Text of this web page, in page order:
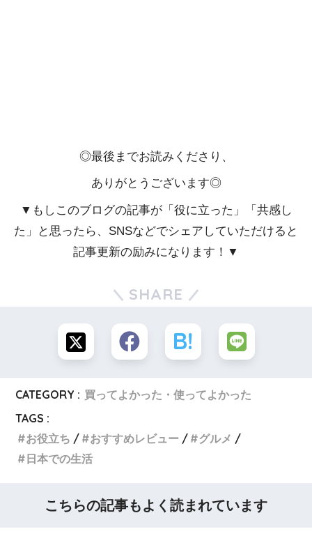
◎最後までお読みくださり、
ありがとうございます◎
▼もしこのブログの記事が「役に立った」「共感し
た」と思ったら、SNSなどでシェアしていただけると
記事更新の励みになります！▼
SHARE
CATEGORY : 買ってよかった・使ってよかった
TAGS :
お役立ち
おすすめレビュー
グルメ
日本での生活
こちらの記事もよく読まれています